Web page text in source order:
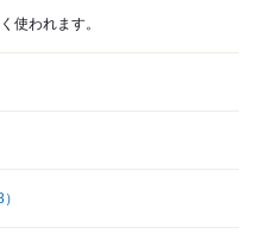
使われます。